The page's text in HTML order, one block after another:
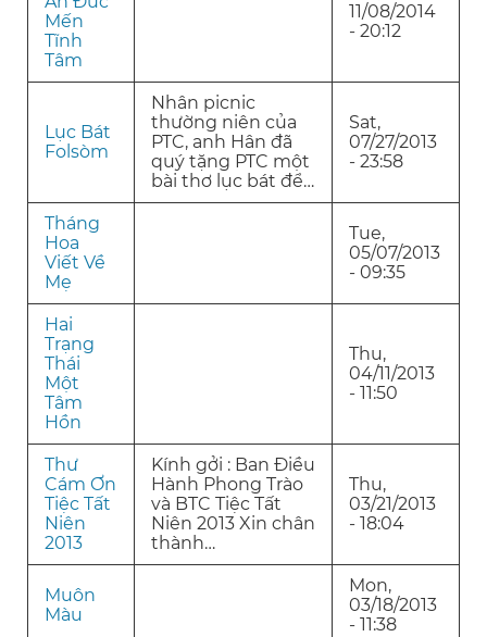
Mến
Tĩnh
Tâm
11/08/2014
- 20:12
Lục Bát
Folsòm
Nhân picnic
thường niên của
PTC, anh Hân đã
quý tặng PTC một
bài thơ lục bát để…
Sat,
07/27/2013
- 23:58
Tháng
Hoa
Viết Về
Mẹ
Tue,
05/07/2013
- 09:35
Hai
Trạng
Thái
Một
Tâm
Hồn
Thu,
04/11/2013
- 11:50
Thư
Cám Ơn
Tiệc Tất
Niên
2013
Kính gởi : Ban Điều
Hành Phong Trào
và BTC Tiệc Tất
Niên 2013 Xin chân
thành…
Thu,
03/21/2013
- 18:04
Muôn
Màu
Mon,
03/18/2013
- 11:38